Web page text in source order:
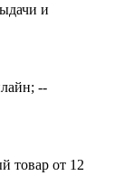
и
--
товар от 12